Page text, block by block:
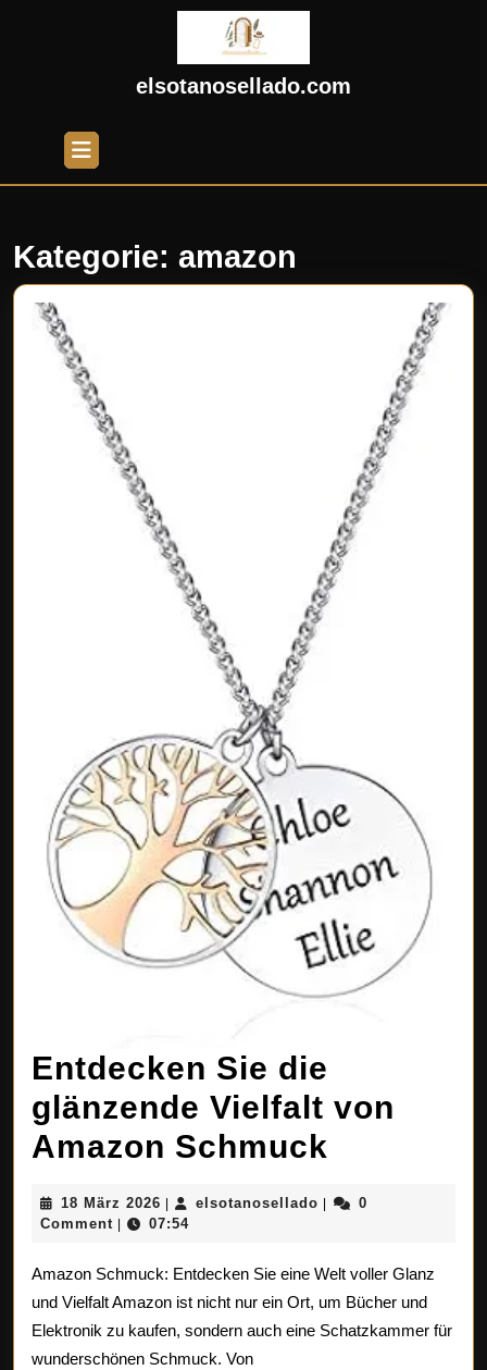
elsotanosellado.com
Open
Button
Kategorie: amazon
Entdecken Sie die
glänzende Vielfalt von
Amazon Schmuck
Vielfalt
von
18 März 2026 18
März
elsotanosellado elsotanosellado
0
Comment
07:54
Amazon Schmuck: Entdecken Sie eine Welt voller Glanz
und Vielfalt Amazon ist nicht nur ein Ort, um Bücher und
Elektronik zu kaufen, sondern auch eine Schatzkammer für
wunderschönen Schmuck. Von